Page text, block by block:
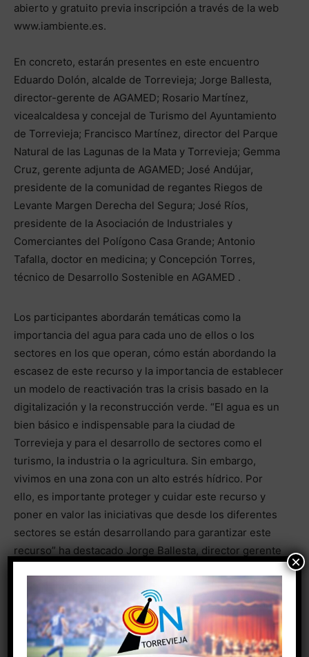
abierto y gratuito previa inscripción a través de la web
www.iambiente.es.
En concreto, estarán presentes en este encuentro
Eduardo Dolón, alcalde de Torrevieja; Jorge Ballesta,
director-gerente de AGAMED; Rosario Martínez,
vicealcaldesa y concejal de Turismo del Ayuntamiento
de Torrevieja; Francisco Martínez, director del Parque
Natural de las Lagunas de la Mata y Torrevieja; Gemma
Cruz, gerente adjunta de AGAMED; José Andújar,
presidente de la comunidad de regantes Riegos de
Levante Margen Derecha del Segura; José Ríos,
presidente de la Asociación de Industriales y
Comerciantes del Polígono Casa Grande; Antonio
Tafalla, doctor en medicina; y Concepción Torres,
técnico de Desarrollo Sostenible en AGAMED .
Los participantes abordarán temáticas como la
importancia del agua para cada uno de ellos o los
sectores en los que operan, cómo están abordando la
escasez de este recurso y la importancia de establecer
un modelo de reactivación tras la crisis basado en la
digitalización y la reconstrucción verde. “El agua es un
bien básico e indispensable para la ciudad de
Torrevieja y para el desarrollo de sectores como el
turismo, la industria o la agricultura. Sin embargo,
vivimos en una zona con un alto estrés hídrico. Por
ello, es importante proteger y cuidar este recurso y
poner en valor las iniciativas que desde los diferentes
sectores se están desarrollando para garantizar este
recurso” ha destacado Jorge Ballesta, director gerente
Agamed organiza numerosas actividades para
conmemorar el Día Mundial del Agua. Este año, dada la
situación actual, ha apostado por una jornada
×